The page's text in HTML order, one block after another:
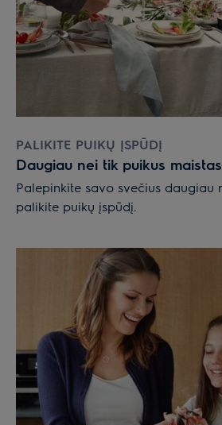
PALIKITE PUIKŲ ĮSPŪDĮ
Daugiau nei tik puikus
Palepinkite savo svečius daugiau
palikite puikų įspūdį.